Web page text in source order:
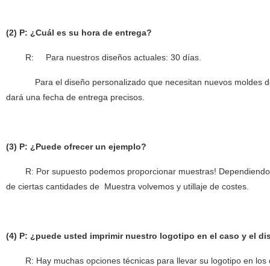
(2) P: ¿Cuál es su hora de entrega?
R: Para nuestros diseños actuales: 30 días.
Para el diseño personalizado que necesitan nuevos moldes
dará una fecha de entrega precisos.
(3) P: ¿Puede ofrecer un ejemplo?
R: Por supuesto podemos proporcionar muestras! Dependiendo
de ciertas cantidades deMuestra volvemos y utillaje de costes.
(4) P: ¿puede usted imprimir nuestro logotipo en el caso y el
R: Hay muchas opciones técnicas para llevar su logotipo en los